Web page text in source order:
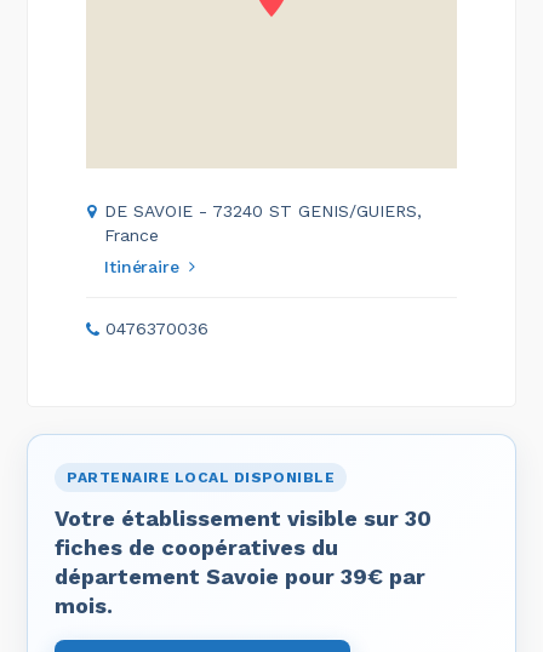
DE SAVOIE - 73240 ST GENIS/GUIERS,
France
Itinéraire
0476370036
PARTENAIRE LOCAL DISPONIBLE
Votre établissement visible sur 30
fiches de coopératives du
département Savoie pour 39€ par
mois.